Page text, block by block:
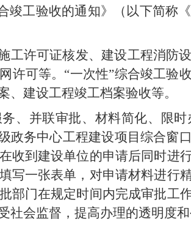
竣工验收的通知》（以下简称
工许可证核发、建设工程消防
许可等。“一次性”综合竣工验
、建设工程竣工档案验收等。
务、并联审批、材料简化、限
政务中心工程建设项目综合窗
收到建设单位的申请后同时进
写一张表单，对申请材料进行
部门在规定时间内完成审批工
会监督，提高办理的透明度和